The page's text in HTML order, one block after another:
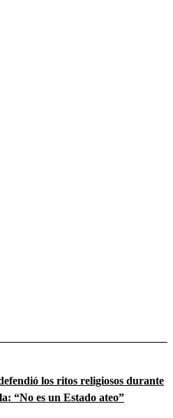
los ritos religiosos durante
“No es un Estado ateo”